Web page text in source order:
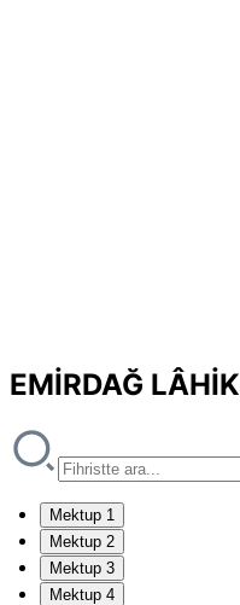
EMİRDAĞ
Mektup 1
Mektup 2
Mektup 3
Mektup 4